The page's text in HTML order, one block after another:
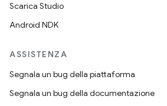
Scarica Studio
Android NDK
ASSISTENZA
Segnala un bug della piattaforma
Segnala un bug della documentazione